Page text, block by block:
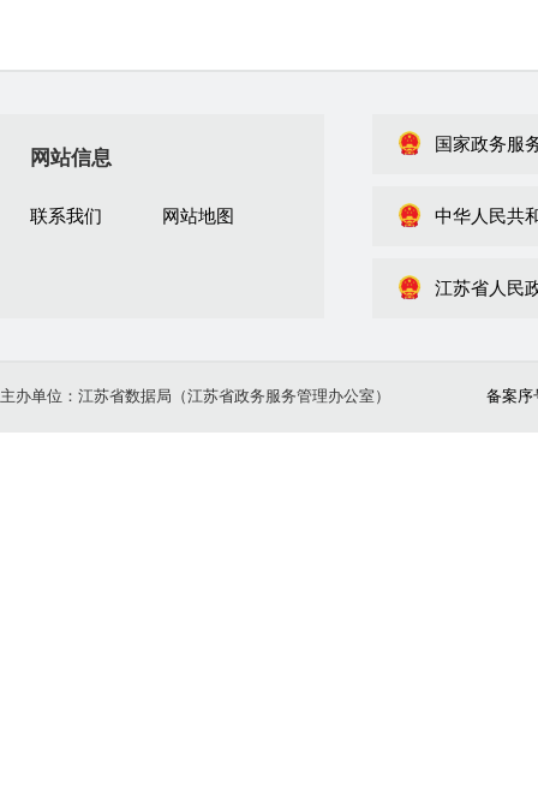
网站信息
联系我们 网站地图
国家政务服
中华人民共
江苏省人民
主办单位：江苏省数据局（江苏省政务服务管理办公室） 备案序